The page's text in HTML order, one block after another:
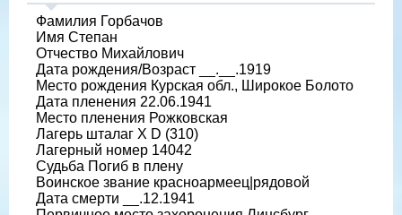
Фамилия Горбачов
Имя Степан
Отчество Михайлович
Дата рождения/Возраст __.__.1919
Место рождения Курская обл., Широкое Болото
Дата пленения 22.06.1941
Место пленения Рожковская
Лагерь шталаг X D (310)
Лагерный номер 14042
Судьба Погиб в плену
Воинское звание красноармеец|рядовой
Дата смерти __.12.1941